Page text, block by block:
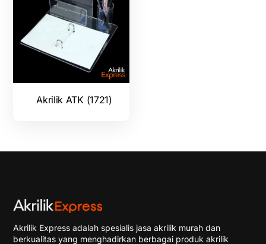
Akrilik ATK (1721)
Akrilik Express adalah spesialis jasa akrilik murah dan
berkualitas yang menghadirkan berbagai produk akrilik